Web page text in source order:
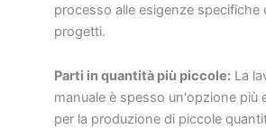
processo alle esigenze specifiche
progetti.
Parti in quantità più piccole: La
manuale è spesso un'opzione più
per la produzione di piccole